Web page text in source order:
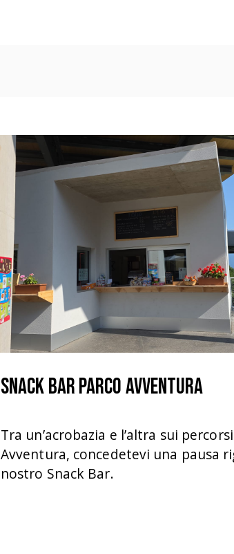
Snack Bar Parco Avventura
Tra un’acrobazia e l’altra sui
Avventura, concedetevi una pausa
nostro Snack Bar.